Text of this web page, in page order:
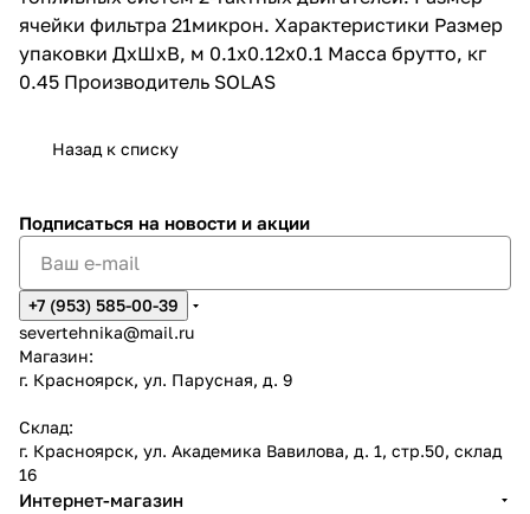
ячейки фильтра 21микрон. Характеристики Размер
упаковки ДхШхВ, м 0.1x0.12x0.1 Масса брутто, кг
0.45 Производитель SOLAS
Назад к списку
Подписаться на новости и акции
+7 (953) 585-00-39
severtehnika@mail.ru
Магазин:
г. Красноярск, ул. Парусная, д. 9
Склад:
г. Красноярск, ул. Академика Вавилова, д. 1, стр.50, склад
16
Интернет-магазин